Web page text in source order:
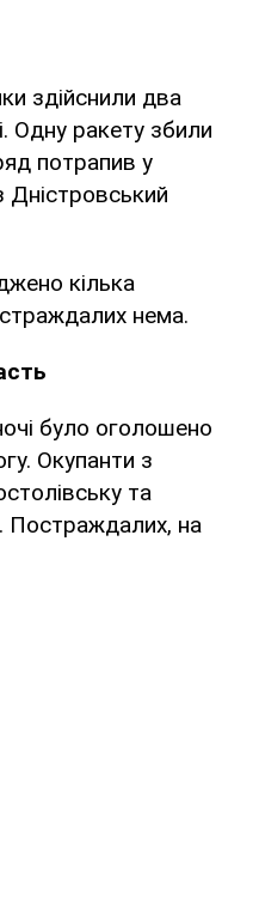
здійснили два
Одну ракету збили
потрапив у
кілька
нема.
було оголошено
Окупанти з
та
Постраждалих, на